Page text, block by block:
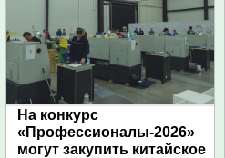
На конкурс
«Профессионалы-2026»
могут закупить китайское